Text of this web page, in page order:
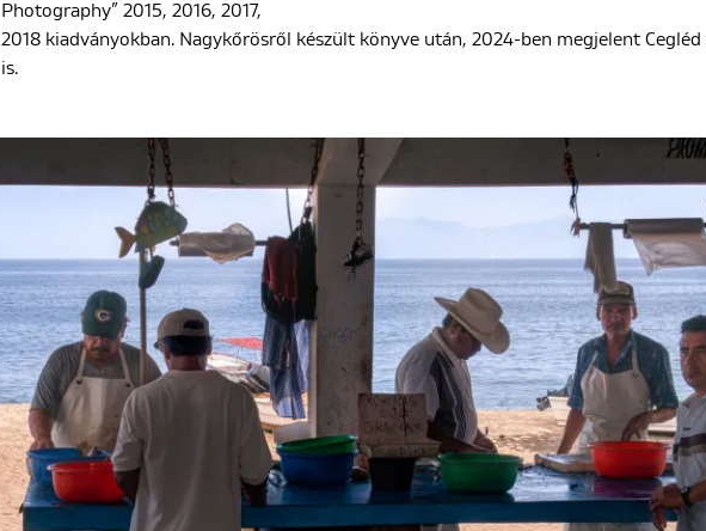
Photography” 2015, 2016, 2017,
2018 kiadványokban. Nagykőrösről készült könyve után, 2024-ben megjelent
is.